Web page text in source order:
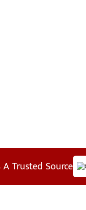
Trusted Source